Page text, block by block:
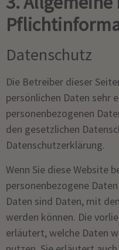
Datenschutz
Die Betreiber dieser
persönlichen Daten sehr
personenbezogenen
den gesetzlichen
Datenschutzerklärung.
Wenn Sie diese Website
personenbezogene
Daten sind Daten, mit
werden können. Die
erläutert, welche Daten